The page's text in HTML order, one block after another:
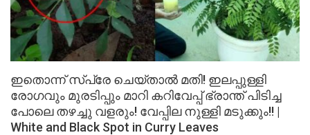
ഇതൊന്ന് സ്പ്രേ ചെയ്താൽ മതി! ഇലപ്പുള്ളി
രോഗവും മുരടിപ്പും മാറി കറിവേപ്പ് ഭ്രാന്ത് പിടിച്ച
പോലെ തഴച്ചു വളരും! വേപ്പില നുള്ളി മടുക്കും!! |
White and Black Spot in Curry Leaves